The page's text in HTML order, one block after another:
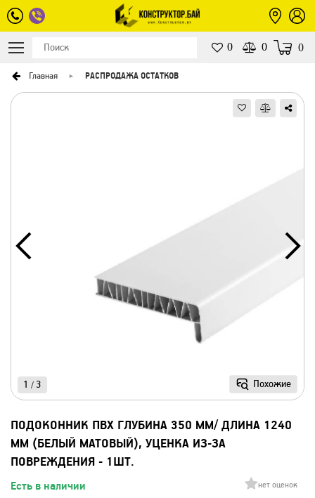
0 0 0
Главная РАСПРОДАЖА ОСТАТКОВ
Похожие
1 / 3
ПОДОКОННИК ПВХ ГЛУБИНА 350 ММ/ ДЛИНА 1240
ММ (БЕЛЫЙ МАТОВЫЙ), УЦЕНКА ИЗ-ЗА
ПОВРЕЖДЕНИЯ - 1ШТ.
Есть в наличии нет оценок